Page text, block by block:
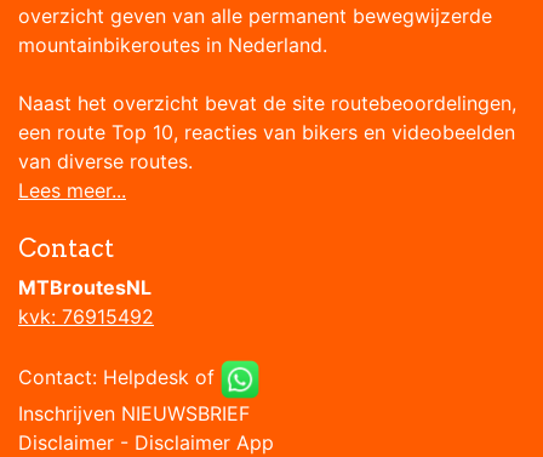
overzicht geven van alle permanent bewegwijzerde
mountainbikeroutes in Nederland.
Naast het overzicht bevat de site routebeoordelingen,
een route Top 10, reacties van bikers en videobeelden
van diverse routes.
Lees meer...
Contact
MTBroutesNL
kvk: 76915492
Contact: Helpdesk of
Inschrijven NIEUWSBRIEF
Disclaimer - Disclaimer App